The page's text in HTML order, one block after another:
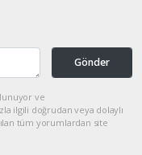
Gönder
ve
ilgili doğrudan veya dolaylı
tüm yorumlardan site